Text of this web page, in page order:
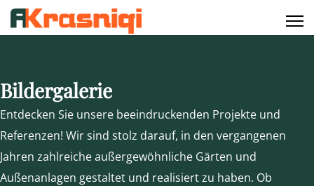
Bildergalerie
Entdecken Sie unsere beeindruckenden Projekte und
Referenzen! Wir sind stolz darauf, in den vergangenen
Jahren zahlreiche außergewöhnliche Gärten und
Außenanlagen gestaltet und realisiert zu haben. Ob